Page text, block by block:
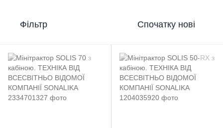
Фільтр Спочатку нові